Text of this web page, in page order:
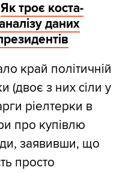
Як троє коста-
даних
край політичній
(двоє з них сіли у
ріелтерки в
про купівлю
заявивши, що
просто